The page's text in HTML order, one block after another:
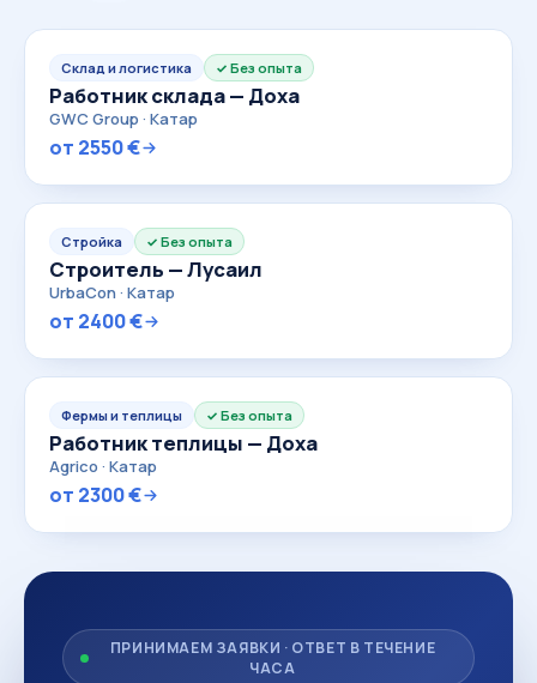
Склад и логистика Без опыта
Работник склада — Доха
GWC Group · Катар
от 2550 €
Стройка Без опыта
Строитель — Лусаил
UrbaCon · Катар
от 2400 €
Фермы и теплицы Без опыта
Работник теплицы — Доха
Agrico · Катар
от 2300 €
ПРИНИМАЕМ ЗАЯВКИ · ОТВЕТ В ТЕЧЕНИЕ
ЧАСА